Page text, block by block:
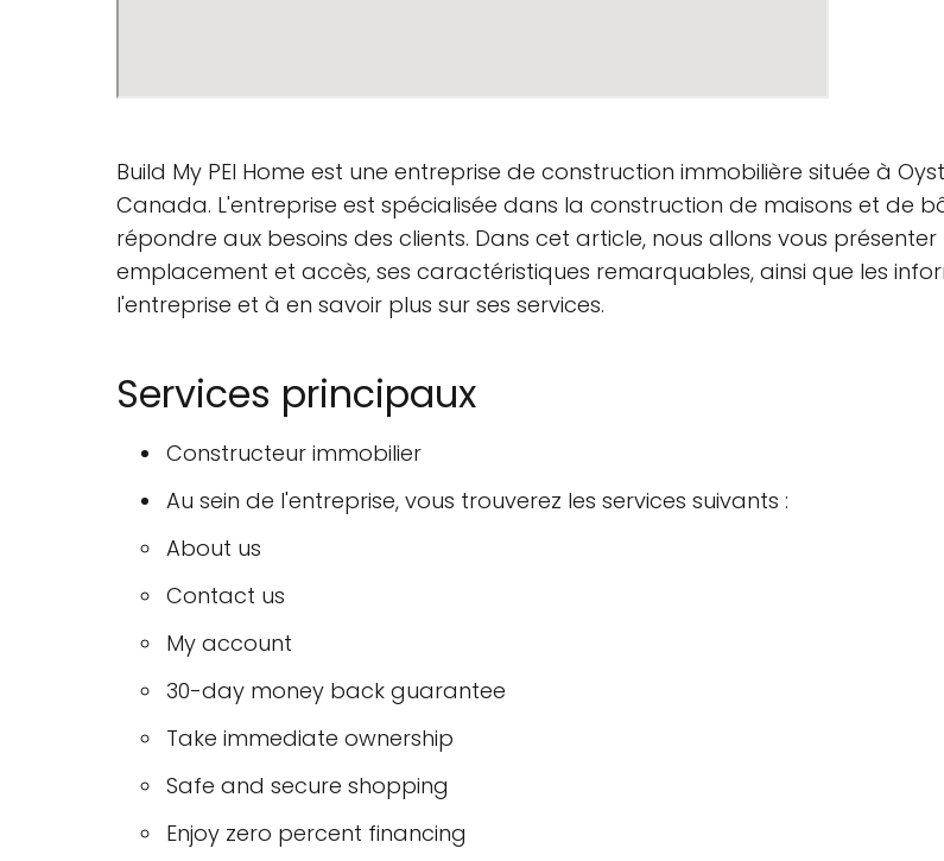
Build My PEI Home est une entreprise de construction immobilière située à
Canada. L'entreprise est spécialisée dans la construction de maisons et de
répondre aux besoins des clients. Dans cet article, nous allons vous présenter
emplacement et accès, ses caractéristiques remarquables, ainsi que les
l'entreprise et à en savoir plus sur ses services.
Services principaux
Constructeur immobilier
Au sein de l'entreprise, vous trouverez les services suivants :
About us
Contact us
My account
30-day money back guarantee
Take immediate ownership
Safe and secure shopping
Enjoy zero percent financing